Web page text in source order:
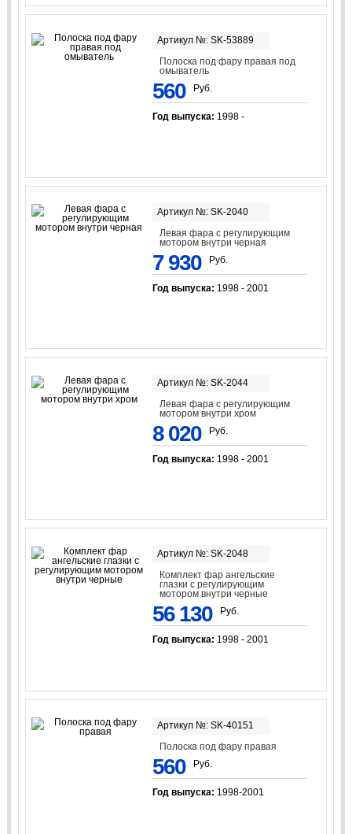
Артикул №: SK-53889
Полоска под фару правая под
омыватель
560 Руб.
Год выпуска: 1998 -
Артикул №: SK-2040
Левая фара с регулирующим
мотором внутри черная
7 930 Руб.
Год выпуска: 1998 - 2001
Артикул №: SK-2044
Левая фара с регулирующим
мотором внутри хром
8 020 Руб.
Год выпуска: 1998 - 2001
Артикул №: SK-2048
Комплект фар ангельские
глазки с регулирующим
мотором внутри черные
56 130 Руб.
Год выпуска: 1998 - 2001
Артикул №: SK-40151
Полоска под фару правая
560 Руб.
Год выпуска: 1998-2001